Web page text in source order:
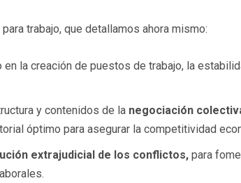
trabajo, que detallamos ahora mismo:
en la creación de puestos de trabajo, la
y contenidos de la negociación
óptimo para asegurar la competitividad
extrajudicial de los conflictos, para